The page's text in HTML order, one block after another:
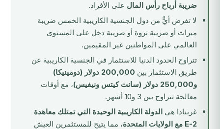
ضريبة أرباح رأس المال على الأفراد.
لا تفرض أيٌّ من دول الجنسية الكاريبية الخمس ضريبة
ميراث أو ضريبة ثروة أو ضريبة دخل على المستوى
العالمي على المواطنين غير المقيمين.
تتراوح الحدود الدنيا للاستثمار في الجنسية الكاريبية عن
طريق الاستثمار بين
200,000 دولار (دومينيكا)
و250,000 دولار (سانت كيتس ونيفيس)
، مع أوقات
معالجة تتراوح بين 3 و10 أشهر.
غرينادا هي الدولة الكاريبية الوحيدة التي تمتلك معاهدة
E-2 مع الولايات المتحدة
، مما يتيح للمستثمرين العيش